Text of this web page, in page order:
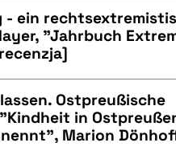
- ein
"Jahrbuch
Ostpreußische
in
Marion